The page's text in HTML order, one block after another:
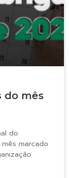
do mês
do
marcado